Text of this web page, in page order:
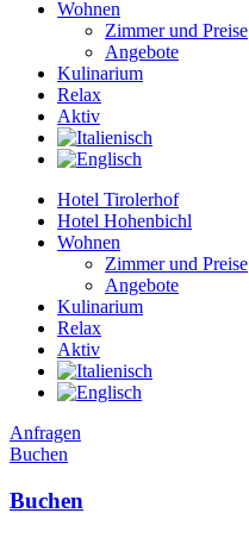
Wohnen
Zimmer und Preise
Angebote
Kulinarium
Relax
Aktiv
Hotel Tirolerhof
Hotel Hohenbichl
Wohnen
Zimmer und Preise
Angebote
Kulinarium
Relax
Aktiv
Anfragen
Buchen
Buchen